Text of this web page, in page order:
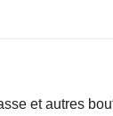
et autres